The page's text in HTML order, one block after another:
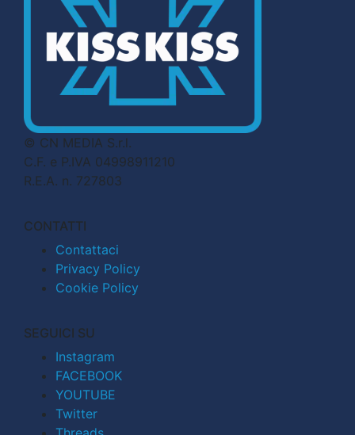
© CN MEDIA S.r.l.
C.F. e P.IVA 04998911210
R.E.A. n. 727803
CONTATTI
Contattaci
Privacy Policy
Cookie Policy
SEGUICI SU
Instagram
FACEBOOK
YOUTUBE
Twitter